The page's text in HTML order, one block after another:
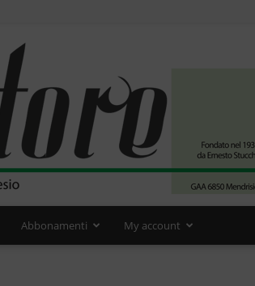
Abbonamenti My account